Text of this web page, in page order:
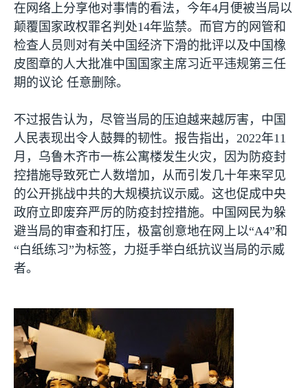
在网络上分享他对事情的看法，今年4月便被当局以
颠覆国家政权罪名判处14年监禁。而官方的网管和
检查人员则对有关中国经济下滑的批评以及中国橡
皮图章的人大批准中国国家主席习近平违规第三任
期的议论 任意删除。
不过报告认为，尽管当局的压迫越来越厉害，中国
人民表现出令人鼓舞的韧性。报告指出， 2022年11
月，乌鲁木齐市一栋公寓楼发生火灾，因为防疫封
控措施导致死亡人数增加，从而引发几十年来罕见
的公开挑战中共的大规模抗议示威。这也促成中央
政府立即废弃严厉的防疫封控措施。中国网民为躲
避当局的审查和打压，极富创意地在网上以“A4”和
“白纸练习”为标签，力挺手举白纸抗议当局的示威
者。